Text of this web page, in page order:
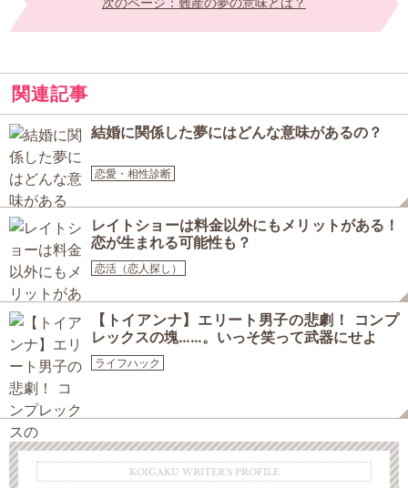
関連記事
結婚に関係した夢にはどんな意味があるの？
恋愛・相性診断
レイトショーは料金以外にもメリットがある！
恋が生まれる可能性も？
恋活（恋人探し）
【トイアンナ】エリート男子の悲劇！ コンプ
レックスの塊……。いっそ笑って武器にせよ
ライフハック
KOIGAKU WRITER'S PROFILE